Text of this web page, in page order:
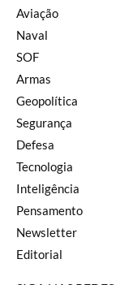
Aviação
Naval
SOF
Armas
Geopolítica
Segurança
Defesa
Tecnologia
Inteligência
Pensamento
Newsletter
Editorial